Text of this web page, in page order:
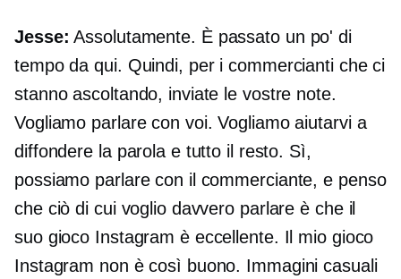
Jesse: Assolutamente. È passato un po' di
tempo da qui. Quindi, per i commercianti che ci
stanno ascoltando, inviate le vostre note.
Vogliamo parlare con voi. Vogliamo aiutarvi a
diffondere la parola e tutto il resto. Sì,
possiamo parlare con il commerciante, e penso
che ciò di cui voglio davvero parlare è che il
suo gioco Instagram è eccellente. Il mio gioco
Instagram non è così buono. Immagini casuali